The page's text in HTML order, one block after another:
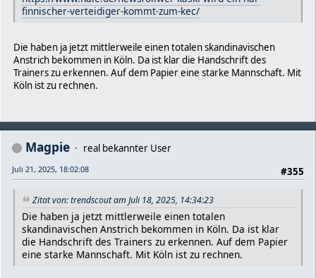
finnischer-verteidiger-kommt-zum-kec/
Die haben ja jetzt mittlerweile einen totalen skandinavischen
Anstrich bekommen in Köln. Da ist klar die Handschrift des
Trainers zu erkennen. Auf dem Papier eine starke Mannschaft. Mit
Köln ist zu rechnen.
Magpie
real bekannter User
#355
Juli 21, 2025, 18:02:08
Zitat von: trendscout am Juli 18, 2025, 14:34:23
Die haben ja jetzt mittlerweile einen totalen
skandinavischen Anstrich bekommen in Köln. Da ist klar
die Handschrift des Trainers zu erkennen. Auf dem Papier
eine starke Mannschaft. Mit Köln ist zu rechnen.